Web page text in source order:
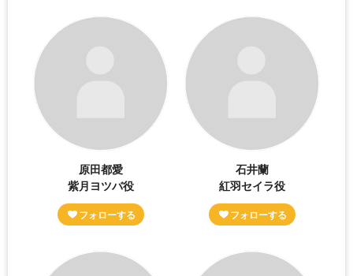
原田都愛
紫月ヨツバ役
石井蘭
紅羽セイラ役